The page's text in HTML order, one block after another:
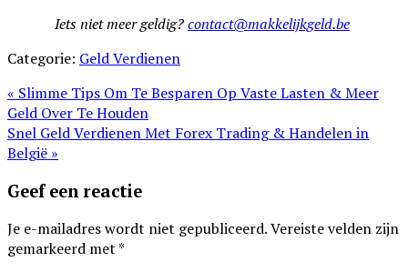
Iets niet meer geldig?contact@makkelijkgeld.be
Categorie: Geld Verdienen
Vorig
bericht:
« Slimme Tips Om Te Besparen Op Vaste Lasten & Meer
Geld Over Te Houden
Volgend
bericht:
Snel Geld Verdienen Met Forex Trading & Handelen in
België »
Lees
Interacties
Geef een reactie
Je e-mailadres wordt niet gepubliceerd.Vereiste velden zijn
gemarkeerd met*